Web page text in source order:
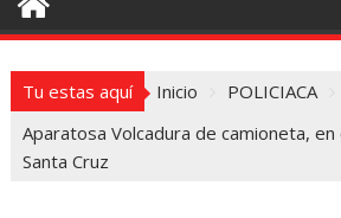
Tu estas aquí Inicio
POLICIACA
Aparatosa Volcadura de camioneta,
Santa Cruz